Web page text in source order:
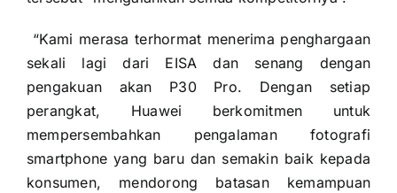
“Kami merasa terhormat menerima penghargaan
sekali lagi dari EISA dan senang dengan
pengakuan akan P30 Pro. Dengan setiap
perangkat, Huawei berkomitmen untuk
mempersembahkan pengalaman fotografi
smartphone yang baru dan semakin baik kepada
konsumen, mendorong batasan kemampuan